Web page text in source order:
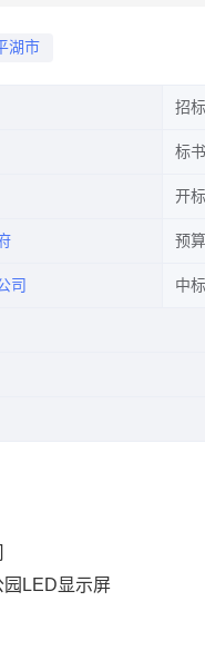
湖市
招
标
开
预
司 中
LED显示屏